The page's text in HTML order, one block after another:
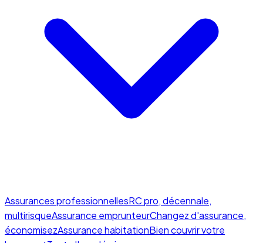
Assurances professionnellesRC pro, décennale,
multirisqueAssurance emprunteurChangez d'assurance,
économisezAssurance habitationBien couvrir votre